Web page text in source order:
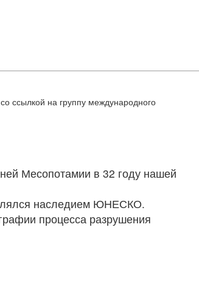
ссылкой на группу международного
Месопотамии в 32 году нашей
наследием ЮНЕСКО.
процесса разрушения